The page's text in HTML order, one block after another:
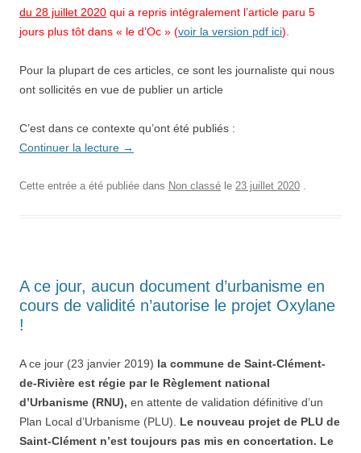
du 28 juillet 2020 qui a repris intégralement l’article paru 5
jours plus tôt dans « le d’Oc » (voir la version pdf ici).
Pour la plupart de ces articles, ce sont les journaliste qui nous
ont sollicités en vue de publier un article
C’est dans ce contexte qu’ont été publiés :
Continuer la lecture →
Cette entrée a été publiée dans Non classé le 23 juillet 2020 .
A ce jour, aucun document d’urbanisme en
cours de validité n’autorise le projet Oxylane
!
A ce jour (23 janvier 2019) la commune de Saint-Clément-
de-Rivière est régie par le Règlement national
d’Urbanisme (RNU), en attente de validation définitive d’un
Plan Local d’Urbanisme (PLU).
Le nouveau projet de PLU de
Saint-Clément n’est toujours pas mis en concertation. Le